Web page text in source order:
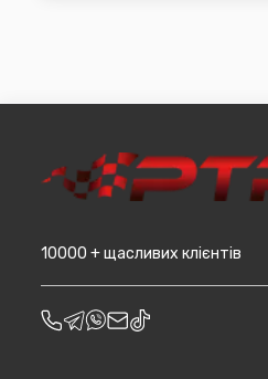
10000 + щасливих клієнтів